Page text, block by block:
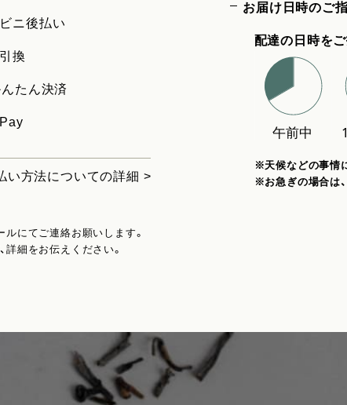
ニ後払い
換
たん決済
い方法についての詳細 >
にてご連絡お願いします。
詳細をお伝えください。
お届け日時のご
配達の日時を
※天候などの事情
※お急ぎの場合は